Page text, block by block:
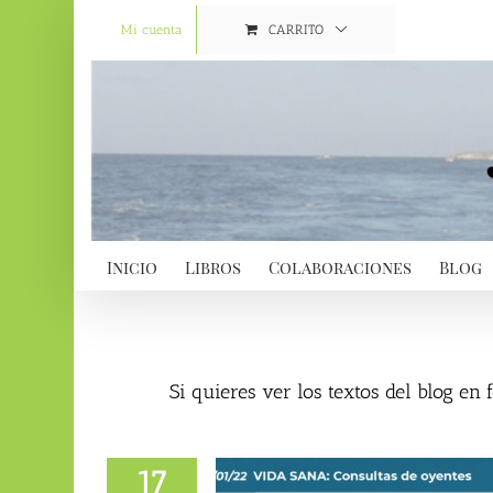
Mi cuenta CARRITO
Inicio Libros Colaboraciones Blog
Si quieres ver los textos del blog en
17